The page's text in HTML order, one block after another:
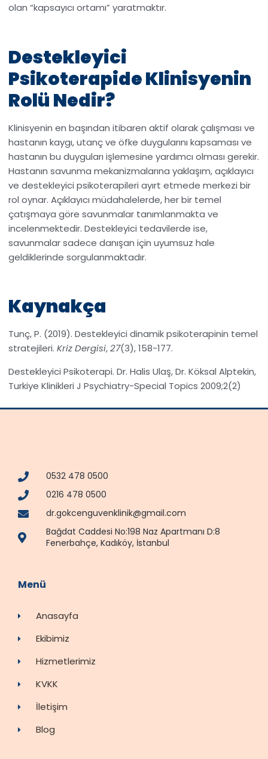
olan “kapsayıcı ortamı” yaratmaktır.
Destekleyici
Psikoterapide Klinisyenin
Rolü Nedir?
Klinisyenin en başından itibaren aktif olarak çalışması ve
hastanın kaygı, utanç ve öfke duygularını kapsaması ve
hastanın bu duyguları işlemesine yardımcı olması gerekir.
Hastanın savunma mekanizmalarına yaklaşım, açıklayıcı
ve destekleyici psikoterapileri ayırt etmede merkezi bir
rol oynar. Açıklayıcı müdahalelerde, her bir temel
çatışmaya göre savunmalar tanımlanmakta ve
incelenmektedir. Destekleyici tedavilerde ise,
savunmalar sadece danışan için uyumsuz hale
geldiklerinde sorgulanmaktadır.
Kaynakça
Tunç, P. (2019). Destekleyici dinamik psikoterapinin temel
stratejileri. Kriz Dergisi,27(3), 158-177.
Destekleyici Psikoterapi. Dr. Halis Ulaş, Dr. Köksal Alptekin,
Turkiye Klinikleri J Psychiatry-Special Topics 2009;2(2)
0532 478 0500
0216 478 0500
dr.gokcenguvenklinik@gmail.com
Bağdat Caddesi No:198 Naz Apartmanı D:8
Fenerbahçe, Kadıköy, İstanbul
Menü
Anasayfa
Ekibimiz
Hizmetlerimiz
KVKK
İletişim
Blog